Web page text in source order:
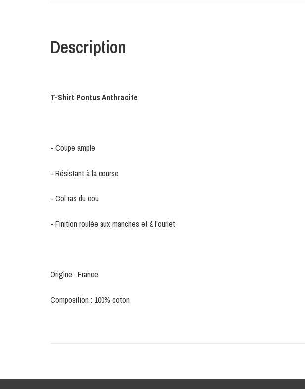
Description
T-Shirt Pontus Anthracite
- Coupe ample
- Résistant à la course
- Col ras du cou
- Finition roulée aux manches et à l'ourlet
Origine : France
Composition : 100% coton